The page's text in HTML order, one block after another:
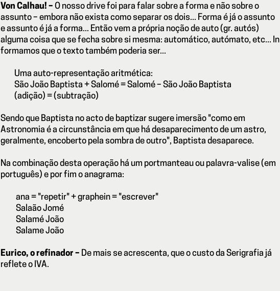
Von Calhau! – O nosso drive foi para falar sobre a forma e não sobre o
assunto – embora não exista como separar os dois... Forma é já o assunto
e assunto é já a forma... Então vem a própria noção de auto (gr. autós)
alguma coisa que se fecha sobre si mesma: automático, autómato, etc... In
formamos que o texto também poderia ser...
Uma auto-representação aritmética:
São João Baptista + Salomé = Salomé – São João Baptista
(adição) = (subtração)
Sendo que Baptista no acto de baptizar sugere imersão "como em
Astronomia é a circunstância em que há desaparecimento de um astro,
geralmente, encoberto pela sombra de outro", Baptista desaparece.
Na combinação desta operação há um portmanteau ou palavra-valise (em
português) e por fim o anagrama:
ana = "repetir" + graphein = "escrever"
Salaão Jomé
Salamé João
Salame João
Eurico, o refinador – De mais se acrescenta, que o custo da Serigrafia já
reflete o IVA.